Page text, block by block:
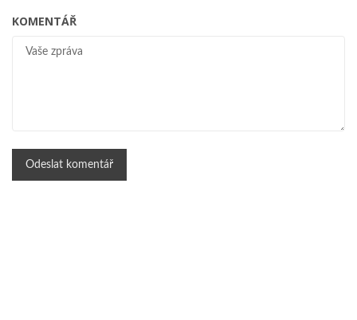
KOMENTÁŘ